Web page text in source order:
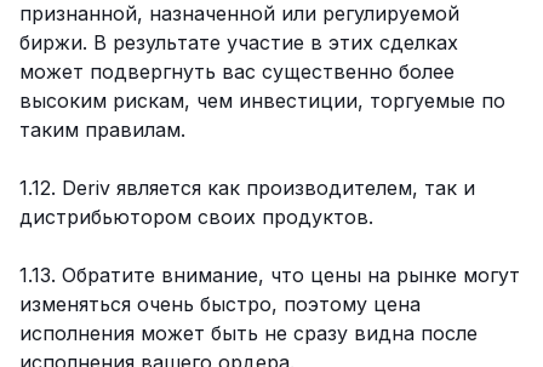
признанной, назначенной или регулируемой
биржи. В результате участие в этих сделках
может подвергнуть вас существенно более
высоким рискам, чем инвестиции, торгуемые по
таким правилам.
1.12. Deriv является как производителем, так и
дистрибьютором своих продуктов.
1.13. Обратите внимание, что цены на рынке могут
изменяться очень быстро, поэтому цена
исполнения может быть не сразу видна после
исполнения вашего ордера.